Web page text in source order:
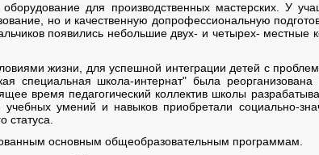
для производственных мастерских. У
но и качественную допрофессиональную
появились небольшие двух- и четырех- местные
жизни, для успешной интеграции детей с
специальная школа-интернат" была реорганизована
время педагогический коллектив школы
умений и навыков приобретали социально-
статуса.
основным общеобразовательным программам.